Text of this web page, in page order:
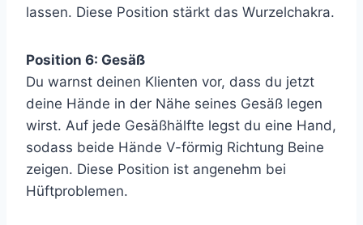
lassen. Diese Position stärkt das Wurzelchakra.
Position 6: Gesäß
Du warnst deinen Klienten vor, dass du jetzt
deine Hände in der Nähe seines Gesäß legen
wirst. Auf jede Gesäßhälfte legst du eine Hand,
sodass beide Hände V-förmig Richtung Beine
zeigen. Diese Position ist angenehm bei
Hüftproblemen.